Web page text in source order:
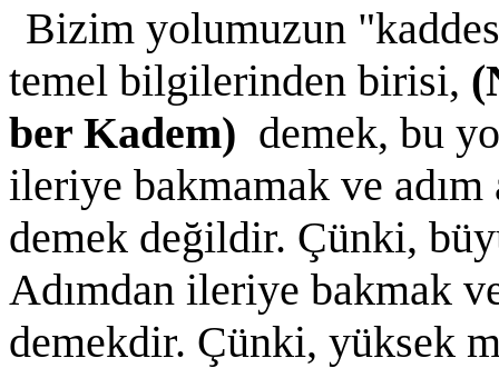
Bizim yolumuzun
temel bilgilerinden birisi,
ber Kadem) demek, bu
ileriye bakmamak ve
demek değildir. Çünki,
Adımdan ileriye bakmak
demekdir. Çünki, yüksek